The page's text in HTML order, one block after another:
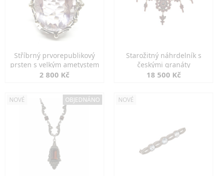
Stříbrný prvorepublikový
prsten s velkým ametystem
2 800 Kč
Starožitný náhrdelník s
českými granáty
18 500 Kč
NOVÉ OBJEDNÁNO NOVÉ